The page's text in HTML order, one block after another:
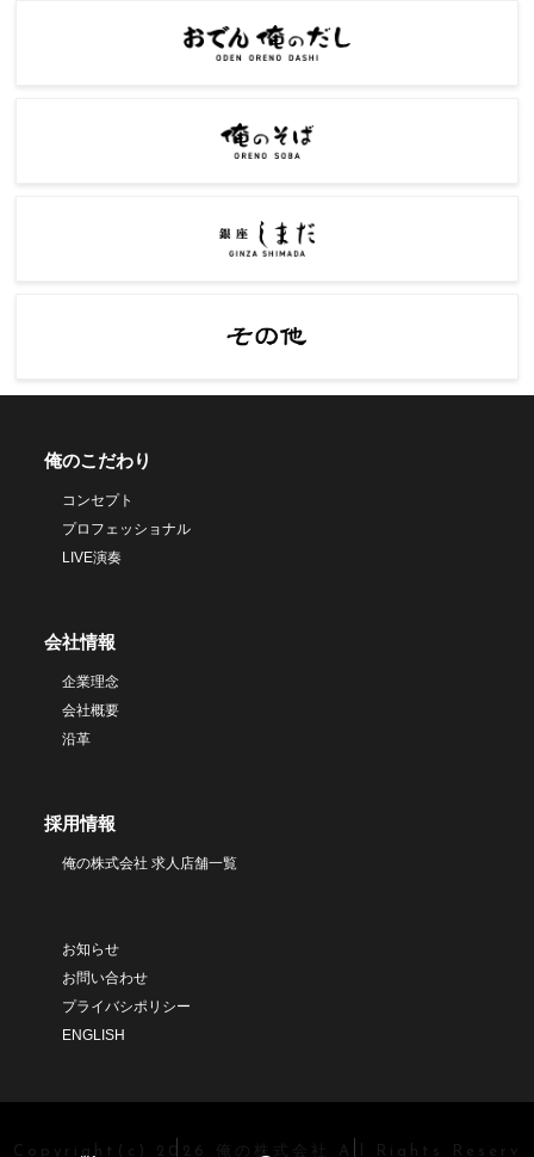
俺のこだわり
コンセプト
プロフェッショナル
LIVE演奏
会社情報
企業理念
会社概要
沿革
採用情報
俺の株式会社 求人店舗一覧
お知らせ
お問い合わせ
プライバシポリシー
ENGLISH
Copyright(c) 2026 俺の株式会社 All Rights Reserv